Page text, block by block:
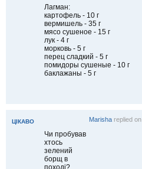
Лагман:
картофель - 10 г
вермишель - 35 г
мясо сушеное - 15 г
лук - 4 г
морковь - 5 г
перец сладкий - 5 г
помидоры сушеные - 10 г
баклажаны - 5 г
ЦІКАВО Marishareplied on
Чи пробував
хтось
зелений
борщ в
поході?